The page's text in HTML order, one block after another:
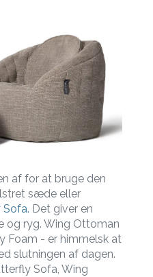
af for at bruge den
sæde eller
Sofa. Det giver en
og ryg. Wing Ottoman
Foam - er himmelsk at
slutningen af dagen.
Sofa, Wing